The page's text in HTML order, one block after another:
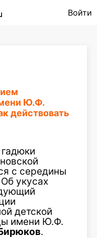
Войти
Ю.Ф.
действовать
с середины
укусах
детской
имени Ю.Ф.
.